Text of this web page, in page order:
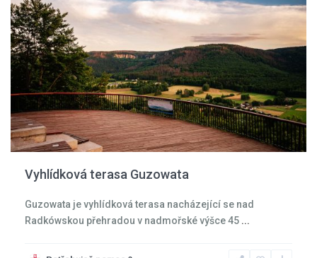
Vyhlídková terasa Guzowata
Guzowata je vyhlídková terasa nacházející se nad
Radkówskou přehradou v nadmořské výšce 45 ...